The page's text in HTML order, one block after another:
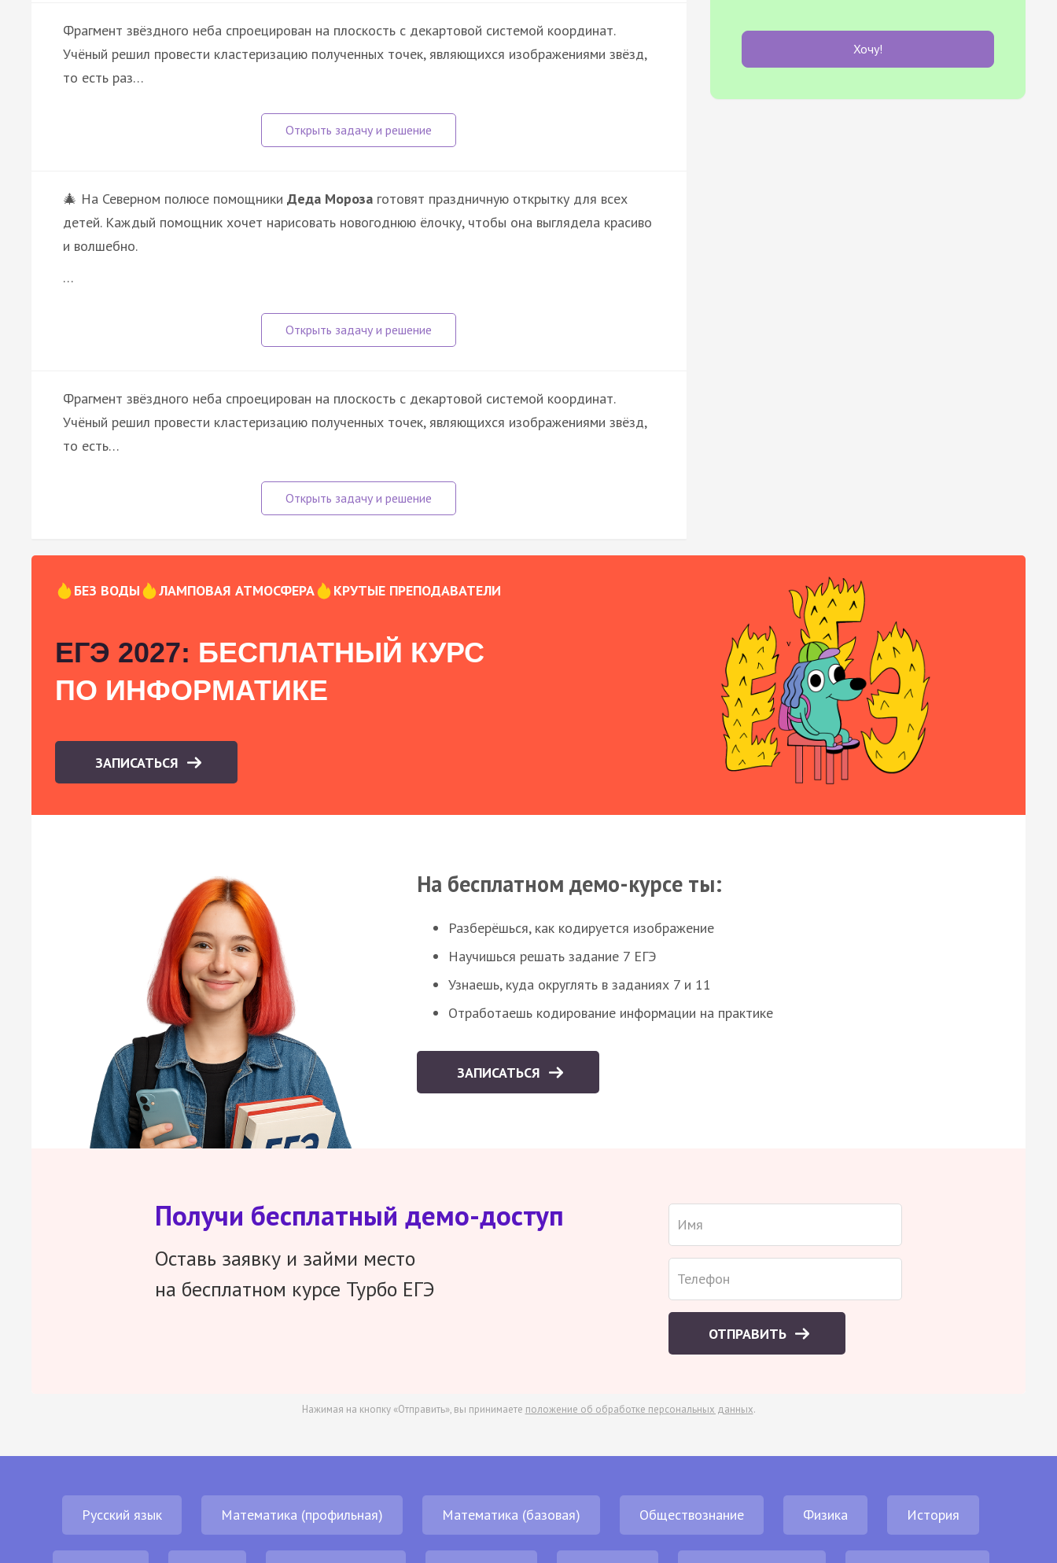
Фрагмент звёздного неба спроецирован на плоскость с декартовой системой координат.
Учёный решил провести кластеризацию полученных точек, являющихся изображениями звёзд,
то есть раз…
🎄 На Северном полюсе помощники Деда Мороза готовят праздничную открытку для всех
детей. Каждый помощник хочет нарисовать новогоднюю ёлочку, чтобы она выглядела красиво
и волшебно.
…
Фрагмент звёздного неба спроецирован на плоскость с декартовой системой координат.
Учёный решил провести кластеризацию полученных точек, являющихся изображениями звёзд,
то есть…
Хочу!
БЕЗ ВОДЫ ЛАМПОВАЯ АТМОСФЕРА КРУТЫЕ ПРЕПОДАВАТЕЛИ
ЕГЭ 2027: БЕСПЛАТНЫЙ КУРС
ПО ИНФОРМАТИКЕ
ЗАПИСАТЬСЯ
На бесплатном демо-курсе ты:
Разберёшься, как кодируется изображение
Научишься решать задание 7 ЕГЭ
Узнаешь, куда округлять в заданиях 7 и 11
Отработаешь кодирование информации на практике
ЗАПИСАТЬСЯ
Получи бесплатный демо-доступ
Оставь заявку и займи место
на бесплатном курсе Турбо ЕГЭ
ОТПРАВИТЬ
Нажимая на кнопку «Отправить», вы принимаете положение об обработке персональных данных.
Русский язык Математика (профильная) Математика (базовая) Обществознание Физика История